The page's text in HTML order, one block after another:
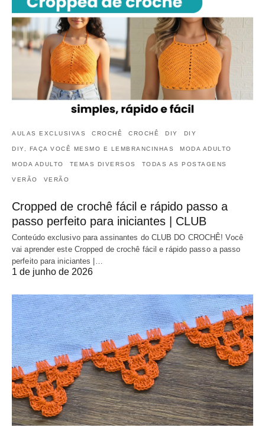
AULAS EXCLUSIVAS CROCHÊ CROCHÊ DIY DIY
DIY, FAÇA VOCÊ MESMO E LEMBRANCINHAS MODA ADULTO
MODA ADULTO TEMAS DIVERSOS TODAS AS POSTAGENS
VERÃO VERÃO
Cropped de crochê fácil e rápido passo a
passo perfeito para iniciantes | CLUB
Conteúdo exclusivo para assinantes do CLUB DO CROCHÊ! Você
vai aprender este Cropped de crochê fácil e rápido passo a passo
perfeito para iniciantes |…
1 de junho de 2026